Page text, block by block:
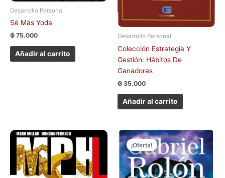
Desarrollo Personal
Sé Más Yoda
₲ 75.000
Añadir al carrito
Desarrollo Personal
Colección Estrategia Y
Gestión: Hábitos De
Ganadores
₲ 35.000
Añadir al carrito
¡Oferta!
¡Oferta!
El
precio
original
era:
₲ 140.000.
El
precio
actual
es:
₲ 100.000.